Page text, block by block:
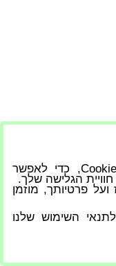
באתר זה אנו משתמשים בקבצי Cookies, כדי לאפשר
הגלישה שלך.
פרטיותך, מוזמן
השימוש שלנו